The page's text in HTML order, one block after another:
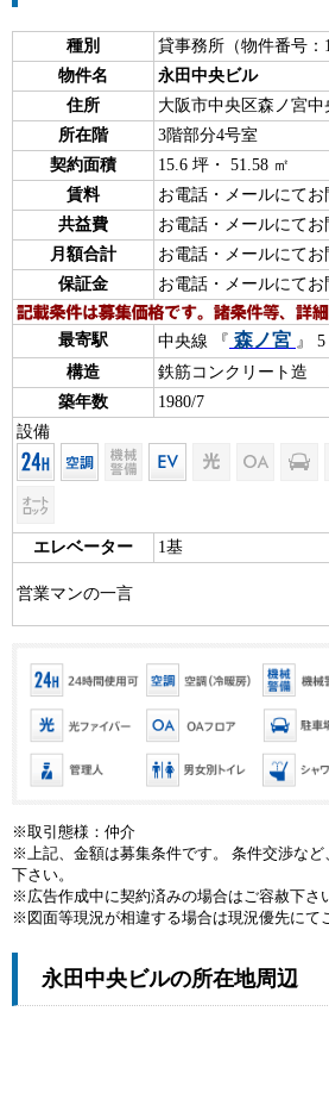
種別
貸事務所（物件番号：
物件名
永田中央ビル
住所
大阪市中央区森ノ宮中
所在階
3階部分4号室
契約面積
15.6 坪・ 51.58 ㎡
賃料
お電話・メールにてお
共益費
お電話・メールにてお
月額合計
お電話・メールにてお
保証金
お電話・メールにてお
最寄駅 中央線 『 森ノ宮 』
構造
鉄筋コンクリート造
築年数
1980/7
設備
エレベーター 1基
営業マンの一言
※取引態様：仲介
※上記、金額は募集条件です。 条件交渉な
下さい。
※広告作成中に契約済みの場合はご容赦下さ
※図面等現況が相違する場合は現況優先にて
永田中央ビルの所在地周辺